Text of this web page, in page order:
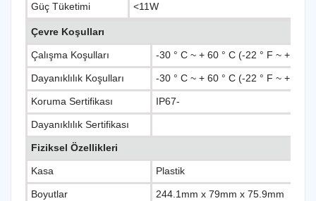
Güç Tüketimi <11W
Çevre Koşulları
Çalışma Koşulları -30 ° C ~ + 60 ° C (-22 ° F ~ + 140
Dayanıklılık Koşulları -30 ° C ~ + 60 ° C (-22 ° F ~ + 140
Koruma Sertifikası IP67-
Dayanıklılık Sertifikası
Fiziksel Özellikleri
Kasa Plastik
Boyutlar 244.1mm x 79mm x 75.9mm